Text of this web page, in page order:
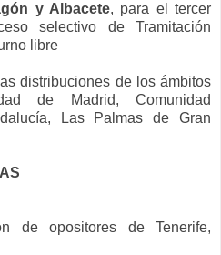
y Albacete, para el tercer
selectivo de Tramitación
libre
distribuciones de los ámbitos
de Madrid, Comunidad
Las Palmas de Gran
de opositores de Tenerife,